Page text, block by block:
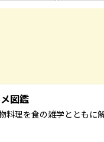
図鑑
料理を食の雑学ととも